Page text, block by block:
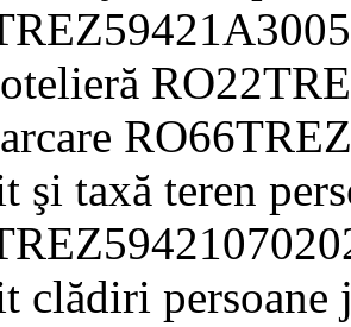
şi taxă teren
clădiri persoane